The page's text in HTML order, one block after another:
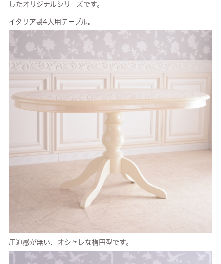
したオリジナルシリーズです。
イタリア製4人用テーブル。
圧迫感が無い、オシャレな楕円型です。